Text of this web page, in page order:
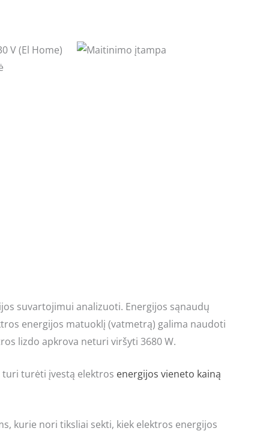
suvartojimui analizuoti. Energijos sąnaudų
energijos matuoklį (vatmetrą) galima naudoti
lizdo apkrova neturi viršyti 3680 W.
turi turėti įvestą elektros energijos vieneto kainą
kurie nori tiksliai sekti, kiek elektros energijos